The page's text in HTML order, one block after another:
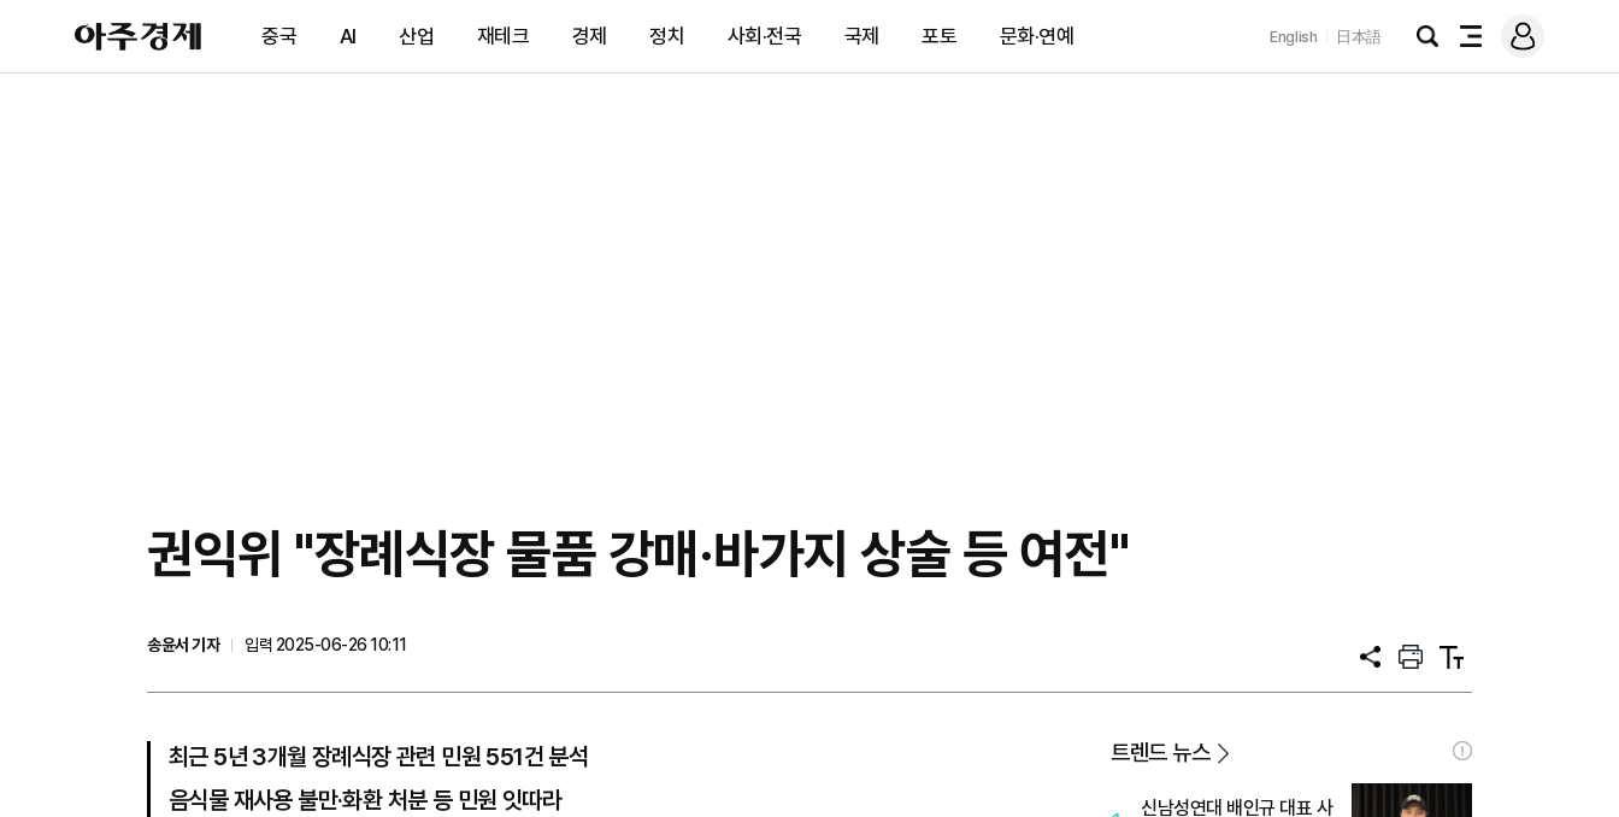
아
주
제
중국 AI 산업 재테크 경제 정치 사회·전국 국제 포토 문화·연예 English 日本語
검
전
메
그
권익위 "장례식장 물품 강매·바가지 상술 등 여전"
송윤서 기자
입력 2025-06-26 10:11
공
프
트
텍
트
최근 5년 3개월 장례식장 관련 민원 551건 분석
음식물 재사용 불만·화환 처분 등 민원 잇따라
트렌드 뉴스
신남성연대 배인규 대표 사